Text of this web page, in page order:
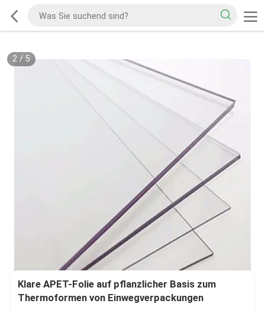
2/ 5
Klare APET-Folie auf pflanzlicher Basis zum
Thermoformen von Einwegverpackungen